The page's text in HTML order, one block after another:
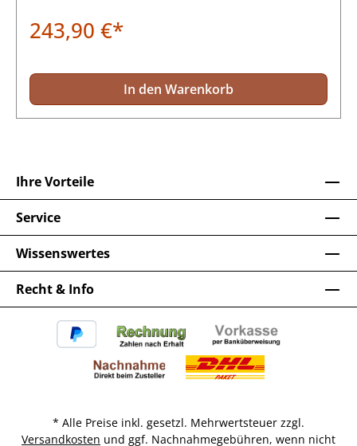
243,90 €*
In den Warenkorb
Recht & Info
Ihre Vorteile
Service
Wissenswertes
* Alle Preise inkl. gesetzl. Mehrwertsteuer zzgl.
Versandkosten und ggf. Nachnahmegebühren, wenn nicht